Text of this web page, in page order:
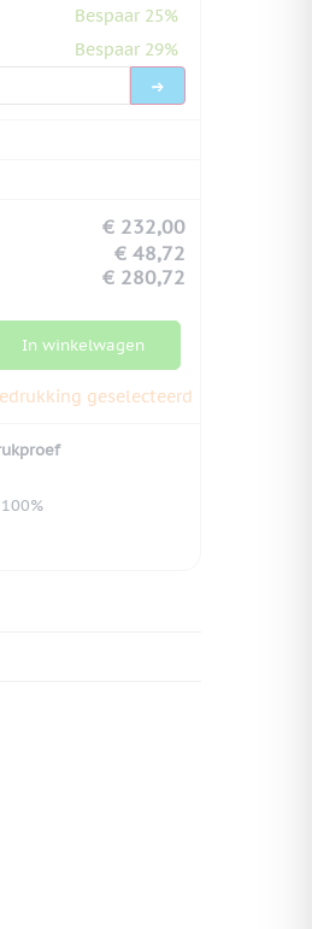
Bespaar 25%
Bespaar 29%
€ 232,00
€ 48,72
€ 280,72
In winkelwagen
geselecteerd